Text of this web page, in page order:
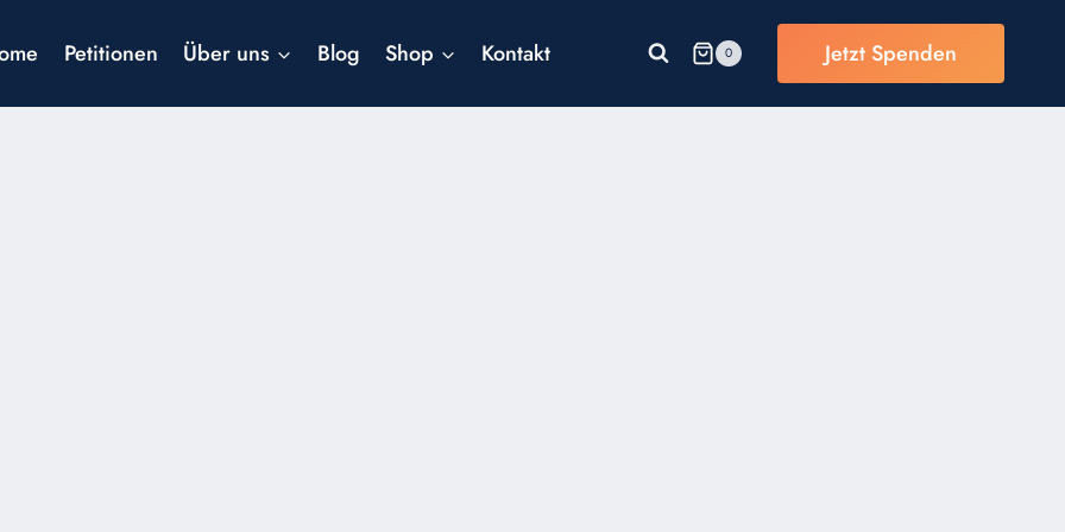
Petitionen Über uns Blog Shop Kontakt 0 Jetzt Spenden